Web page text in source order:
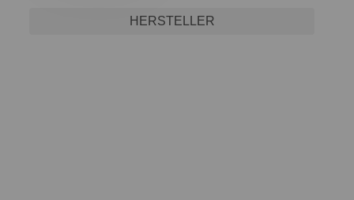
HERSTELLER